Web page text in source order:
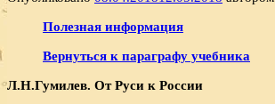
Полезная информация
Вернуться к параграфу учебника
Л.Н.Гумилев. От Руси к России